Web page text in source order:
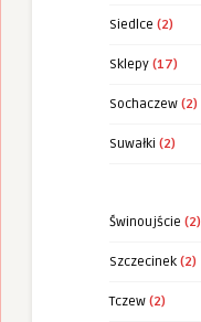
Siedlce (2)
Sklepy (17)
Sochaczew (2)
Suwałki (2)
Świnoujście (2)
Szczecinek (2)
Tczew (2)